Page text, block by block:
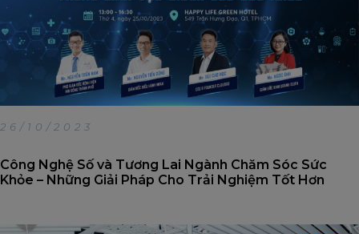
26/10/2023
Công Nghệ Số và Tương Lai Ngành Chăm Sóc Sức
Khỏe – Những Giải Pháp Cho Trải Nghiệm Tốt Hơn